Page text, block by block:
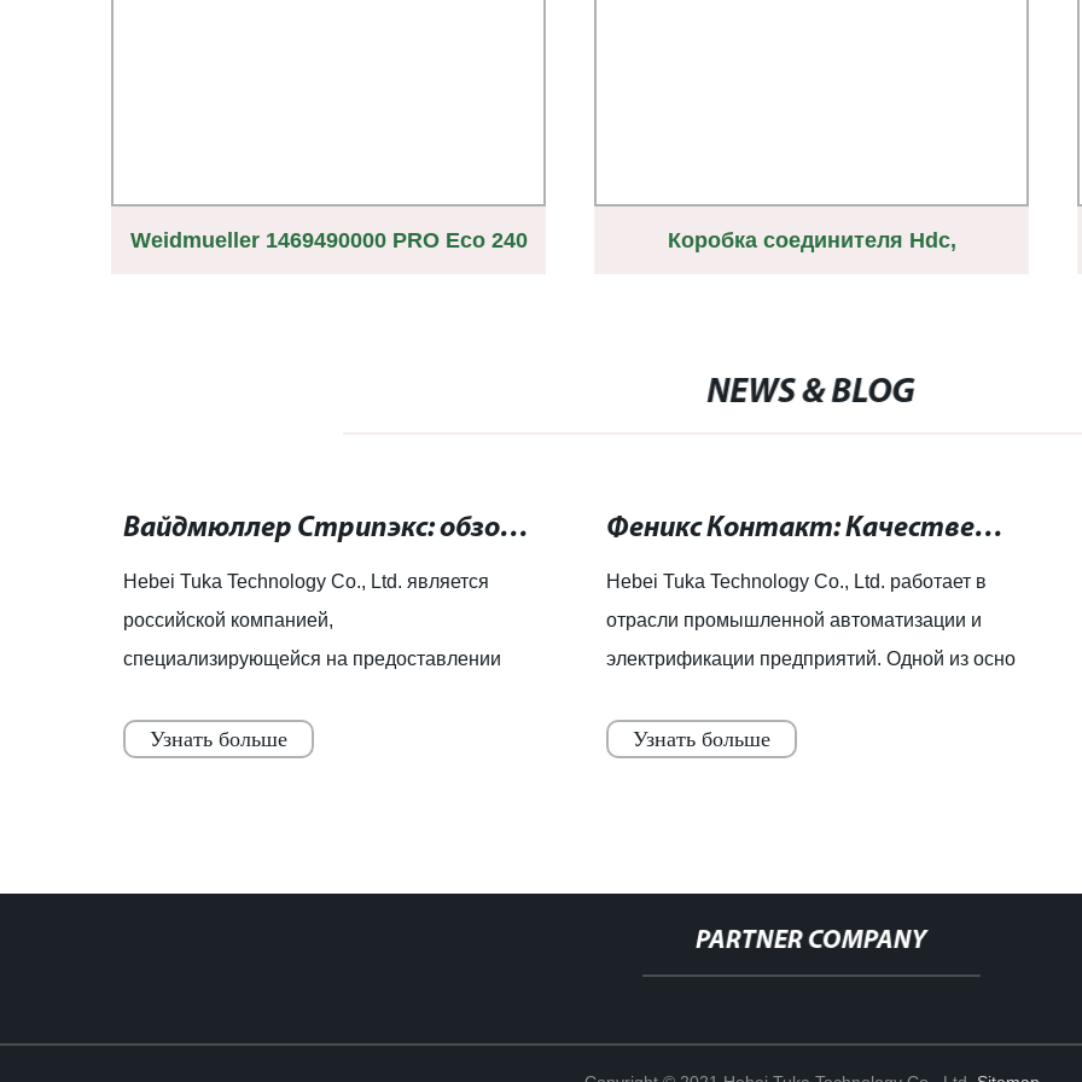
Weidmueller 1469490000 PRO Eco 240 Коробка соединителя Hdc,
Weidmuller, Harting и Phoenix
NEWS & BLOG
Вайдмюллер Стрипэкс: обзор, особенности и преимущества
Hebei Tuka Technology Co., Ltd. является
российской компанией,
специализирующейся на предоставлении
Узнать больше
Феникс Контакт: Качественные электронные соединители и решения для промышленности
Hebei Tuka Technology Co., Ltd. работает в
отрасли промышленной автоматизации и
электрификации предприятий. Одной из осно
Узнать больше
PARTNER COMPANY